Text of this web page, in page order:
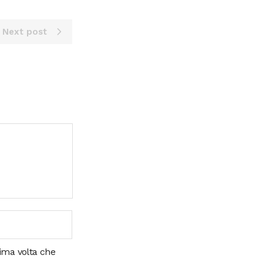
Next post
volta che